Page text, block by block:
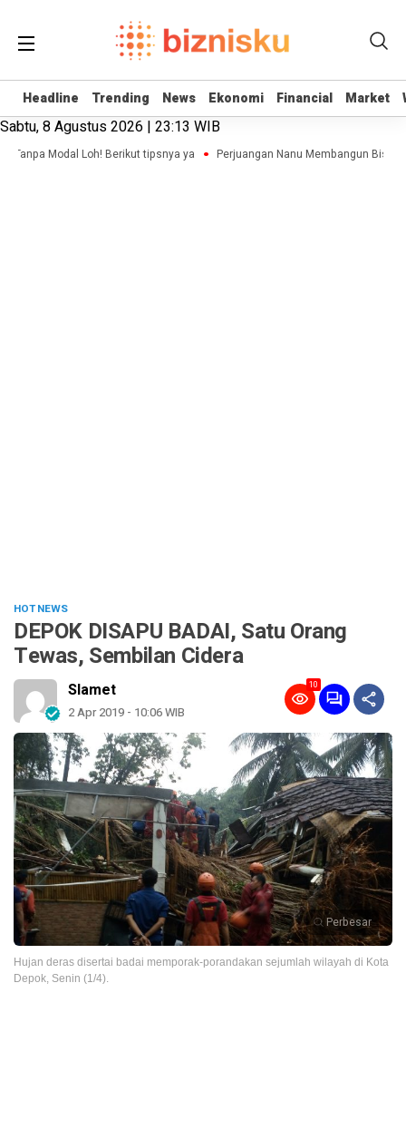
Headline Trending News Ekonomi Financial Market
Headline Trending News Ekonomi Financial Market
Sabtu, 8 Agustus 2026 | 23:13 WIB
Modal Loh! Berikut tipsnya ya Perjuangan Nanu Membangun Bisnis
HOT NEWS
DEPOK DISAPU BADAI, Satu Orang
Tewas, Sembilan Cidera
Slamet
2 Apr 2019 - 10:06 WIB
10
Perbesar
Hujan deras disertai badai memporak-porandakan sejumlah wilayah di Kota
Depok, Senin (1/4).